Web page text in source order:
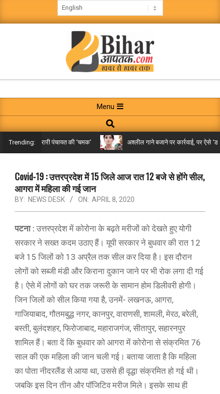
to
BIHAR
AAPTAK
Navigation
Menu
Menu
Search
Trending:
तक पहुंची गरारी पंचायत की ‘चमक’ अश्लील गाने बजाने पर कार्रवाई, पर ऐसे ‘डबल
Covid-19 : उत्तरप्रदेश में 15 जिले आज रात 12 बजे से होंगे सील,
आगरा में महिला की गई जान
BY: NEWS DESK ON: APRIL 8, 2020
पटना : उत्तरप्रदेश में कोरोना के बढ़ते मरीजों को देखते हुए योगी
सरकार ने सख्त कदम उठाए हैं। यूपी सरकार ने बुधवार की रात 12
बजे 15 जिलों को 13 अप्रैल तक सील कर दिया है। इस दौरान
लोगों को सब्जी मंडी और किराना दुकान जाने पर भी रोक लगा दी गई
है। ऐसे में लोगों को घर तक जरूरी के सामान होम डिलीवरी होगी।
जिन जिलों को सील किया गया है, उनमें- लखनऊ, आगरा,
गाजियाबाद, गौतमबुद्ध नगर, कानपुर, वाराणसी, शामली, मेरठ, बरेली,
बस्ती, बुलंदशहर, फिरोजाबाद, महाराजगंज, सीतापुर, सहारनपुर
शामिल हैं। बता दें कि बुधवार को आगरा में कोरोना से संक्रमित 76
साल की एक महिला की जान चली गई। बताया जाता है कि महिला
का पोता नीदरलैंड से आया था, उससे ही वृद्धा संक्रमित हो गई थी।
जबकि इस दिन तीन और पॉजिटिव मरीज मिले। इसके साथ ही